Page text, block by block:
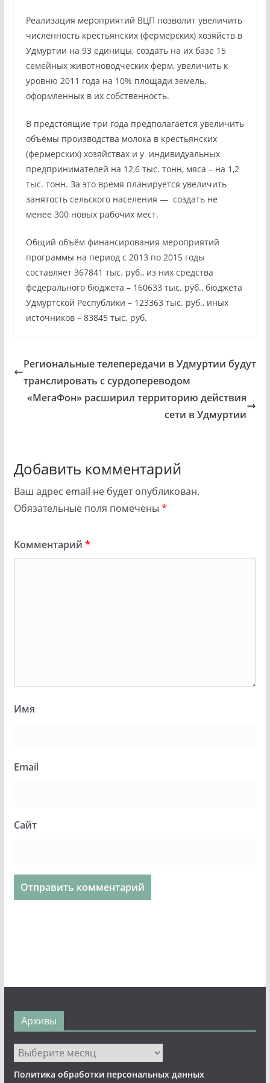
Реализация мероприятий ВЦП позволит увеличить
численность крестьянских (фермерских) хозяйств в
Удмуртии на 93 единицы, создать на их базе 15
семейных животноводческих ферм, увеличить к
уровню 2011 года на 10% площади земель,
оформленных в их собственность.
В предстоящие три года предполагается увеличить
объёмы производства молока в крестьянских
(фермерских) хозяйствах и у индивидуальных
предпринимателей на 12,6 тыс. тонн, мяса – на 1,2
тыс. тонн. За это время планируется увеличить
занятость сельского населения — создать не
менее 300 новых рабочих мест.
Общий объём финансирования мероприятий
программы на период с 2013 по 2015 годы
составляет 367841 тыс. руб., из них средства
федерального бюджета – 160633 тыс. руб., бюджета
Удмуртской Республики – 123363 тыс. руб., иных
источников – 83845 тыс. руб.
Региональные телепередачи в Удмуртии будут
транслировать с сурдопереводом
«МегаФон» расширил территорию действия
сети в Удмуртии
Добавить комментарий
Ваш адрес email не будет опубликован.
Обязательные поля помечены *
Комментарий *
Имя
Email
Сайт
Архивы
Архивы
Политика обработки персональных данных